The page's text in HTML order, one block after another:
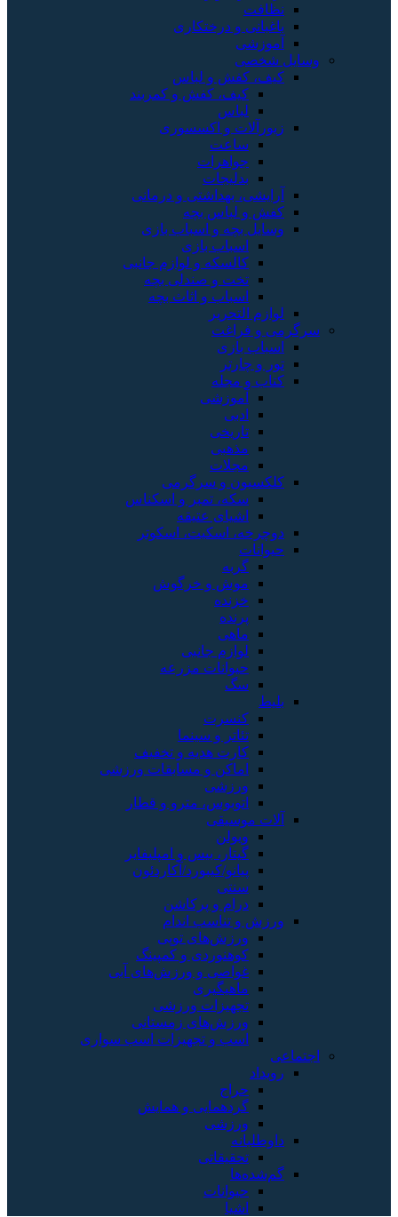
نظافت
باغبانی و درختکاری
آموزشی
وسایل شخصی
کیف، کفش و لباس
کیف، کفش و کمربند
لباس
زیورآلات و اکسسوری
ساعت
جواهرات
بدلیجات
آرایشی، بهداشتی و درمانی
کفش و لباس بچه
وسایل بچه و اسباب بازی
اسباب بازی
کالسکه و لوازم جانبی
تخت و صندلی بچه
اسباب و اثاث بچه
لوازم التحریر
سرگرمی و فراغت
اسباب‌ بازی
تور و چارتر
کتاب و مجله
آموزشی
ادبی
تاریخی
مذهبی
مجلات
کلکسیون و سرگرمی
سکه، تمبر و اسکناس
اشیای عتیقه
دوچرخه، اسکیت، اسکوتر
حیوانات
گربه
موش و خرگوش
خزنده
پرنده
ماهی
لوازم جانبی
حیوانات مزرعه
سگ
بلیط
کنسرت
تئاتر و سینما
کارت هدیه و تخفیف
اماکن و مسابقات ورزشی
ورزشی
اتوبوس، مترو و قطار
آلات موسیقی
ویولن
گیتار، بیس و امپلیفایر
پیانو/کیبورد/آکاردئون
سنتی
درام و پرکاشن
ورزش و تناسب اندام
ورزش‌های توپی
کوهنوردی و کمپینگ
غواصی و ورزش‌های آبی
ماهیگیری
تجهیزات ورزشی
ورزش‌های زمستانی
اسب و تجهیزات اسب سواری
اجتماعی
رویداد
حراج
گردهمایی و همایش
ورزشی
داوطلبانه
تحقیقاتی
گم‌شده‌ها
حیوانات
اشیا